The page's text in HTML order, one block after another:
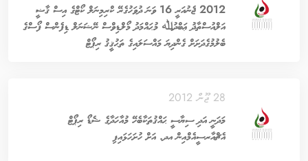
2012 ޖެނުއަރީ 16 ވަނަ ދުވަހުގެރޭ ކްރިމިނަލް ކޯޓްގެ އިސް ޤާޟީ
އަލްއުސްތާޛު ޢަބްދުﷲ މުޙައްމަދު މޯލްޑިވްސް ނޭޝަނަލް ޑިފެންސް ފޯސްގެ
ބެލުމުގެދަށަށް ގެންދިޔަ މައްސަލައިގެ ތަޙުޤީޤު ރިޕޯޓް
28 ޖޫން 2012
މަދަނީ އަދި ސިޔާސީ ޙައްޤުތަކާބެހޭ މުއާހަދާގެ ޝެޑޯ ރިޕޯޓް
އެޗްއާރސީއެމްއިން އދ. އަށް ހުށަހަޅައިފި